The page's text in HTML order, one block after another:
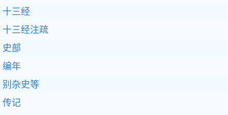
十三经
十三经注疏
史部
编年
别杂史等
传记